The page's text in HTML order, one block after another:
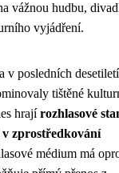
vážnou hudbu,
vyjádření.
v posledních
tištěné
hrajírozhlasové
zprostředkování
médium má